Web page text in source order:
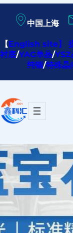
内
容
中国上海
【English site】
衬底/YAG单晶/YSZ
纯铟/特殊晶